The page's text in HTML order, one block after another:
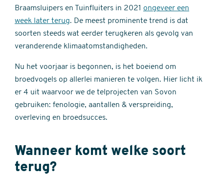
Braamsluipers en Tuinfluiters in 2021 ongeveer een
week later terug. De meest prominente trend is dat
soorten steeds wat eerder terugkeren als gevolg van
veranderende klimaatomstandigheden.
Nu het voorjaar is begonnen, is het boeiend om
broedvogels op allerlei manieren te volgen. Hier licht ik
er 4 uit waarvoor we de telprojecten van Sovon
gebruiken: fenologie, aantallen & verspreiding,
overleving en broedsucces.
Wanneer komt welke soort
terug?